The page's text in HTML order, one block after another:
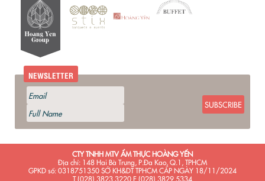
NEWSLETTER
SUBSCRIBE
CTY TNHH MTV ẨM THỰC HOÀNG YẾN
Địa chỉ: 148 Hai Bà Trưng, P.Đa Kao, Q.1, TPHCM
GPKD số: 0318751350 SỞ KH&DT TPHCM CẤP NGÀY 18/11/2024
T (028) 3823.3220 F (028) 3829.5334